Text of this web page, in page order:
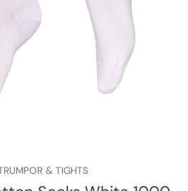
& TIGHTS